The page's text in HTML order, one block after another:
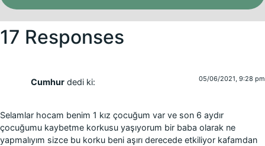
17 Responses
Cumhur dedi ki: 05/06/2021, 9:28 pm
Selamlar hocam benim 1 kız çocuğum var ve son 6 aydır
çocuğumu kaybetme korkusu yaşıyorum bir baba olarak ne
yapmalıyım sizce bu korku beni aşırı derecede etkiliyor kafamdan